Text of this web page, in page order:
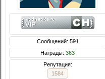
Сообщений: 591
Награды: 363
Репутация:
1584